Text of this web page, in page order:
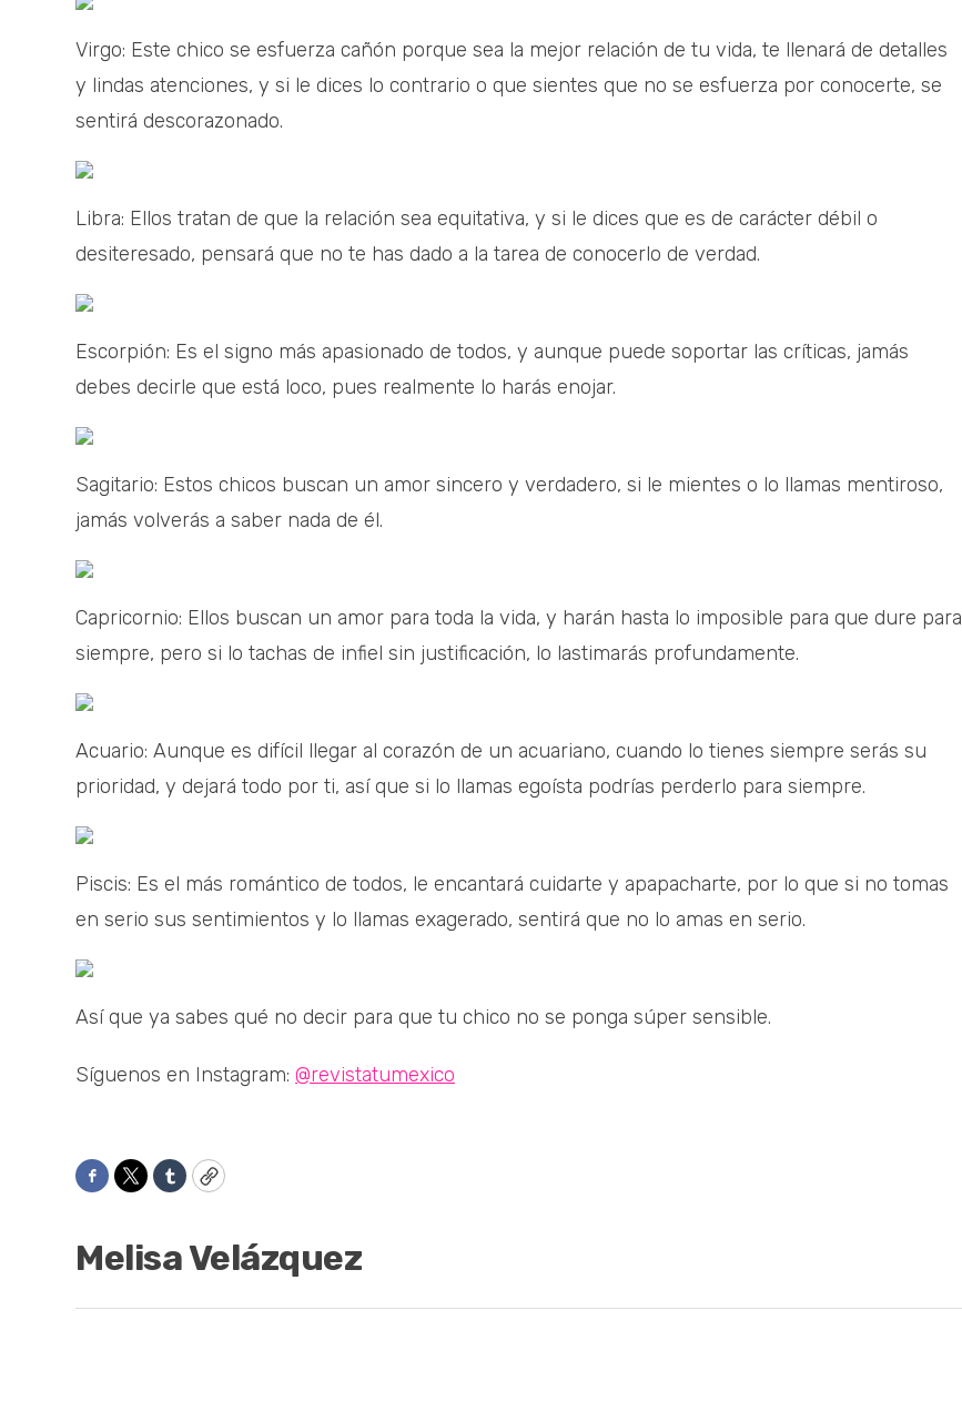
Virgo: Este chico se esfuerza cañón porque sea la mejor relación de tu vida, te llenará de detalles
y lindas atenciones, y si le dices lo contrario o que sientes que no se esfuerza por conocerte, se
sentirá descorazonado.
Libra: Ellos tratan de que la relación sea equitativa, y si le dices que es de carácter débil o
desiteresado, pensará que no te has dado a la tarea de conocerlo de verdad.
Escorpión: Es el signo más apasionado de todos, y aunque puede soportar las críticas, jamás
debes decirle que está loco, pues realmente lo harás enojar.
Sagitario: Estos chicos buscan un amor sincero y verdadero, si le mientes o lo llamas mentiroso,
jamás volverás a saber nada de él.
Capricornio: Ellos buscan un amor para toda la vida, y harán hasta lo imposible para que dure para
siempre, pero si lo tachas de infiel sin justificación, lo lastimarás profundamente.
Acuario: Aunque es difícil llegar al corazón de un acuariano, cuando lo tienes siempre serás su
prioridad, y dejará todo por ti, así que si lo llamas egoísta podrías perderlo para siempre.
Piscis: Es el más romántico de todos, le encantará cuidarte y apapacharte, por lo que si no tomas
en serio sus sentimientos y lo llamas exagerado, sentirá que no lo amas en serio.
Así que ya sabes qué no decir para que tu chico no se ponga súper sensible.
Síguenos en Instagram: @revistatumexico
Facebook
TwitterTumblrCopy
Melisa Velázquez